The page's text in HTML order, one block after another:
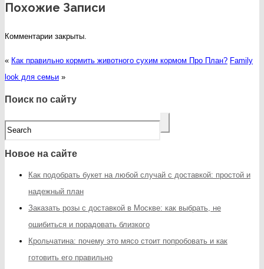
Похожие Записи
Комментарии закрыты.
« Как правильно кормить животного сухим кормом Про План? Family
look для семьи »
Поиск по сайту
Новое на сайте
Как подобрать букет на любой случай с доставкой: простой и
надежный план
Заказать розы с доставкой в Москве: как выбрать, не
ошибиться и порадовать близкого
Крольчатина: почему это мясо стоит попробовать и как
готовить его правильно